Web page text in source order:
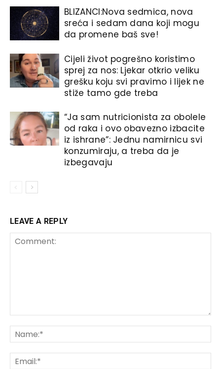
BLIZANCI:Nova sedmica, nova
sreća i sedam dana koji mogu
da promene baš sve!
Cijeli život pogrešno koristimo
sprej za nos: Ljekar otkrio veliku
grešku koju svi pravimo i lijek ne
stiže tamo gde treba
“Ja sam nutricionista za obolele
od raka i ovo obavezno izbacite
iz ishrane”: Jednu namirnicu svi
konzumiraju, a treba da je
izbegavaju
LEAVE A REPLY